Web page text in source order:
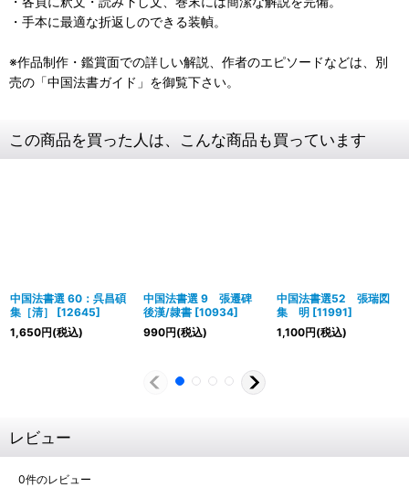
・手本に最適な折返しのできる装幀。
※作品制作・鑑賞面での詳しい解説、作者のエピソードなどは、別
売の「中国法書ガイド」を御覧下さい。
この商品を買った人は、こんな商品も買っています
中国法書選 60：呉昌碩
集［清］
[12645]
1,650円(税込)
中国法書選 9 張遷碑
後漢/隷書 [10934]
990円(税込)
中国法書選52 張瑞図
集 明 [11991]
1,100円(税込)
レビュー
0件のレビュー